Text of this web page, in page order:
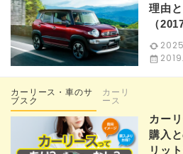
理由
（
カーリース・車のサ
ブスク
カーリ
ース
カー
購入
リッ